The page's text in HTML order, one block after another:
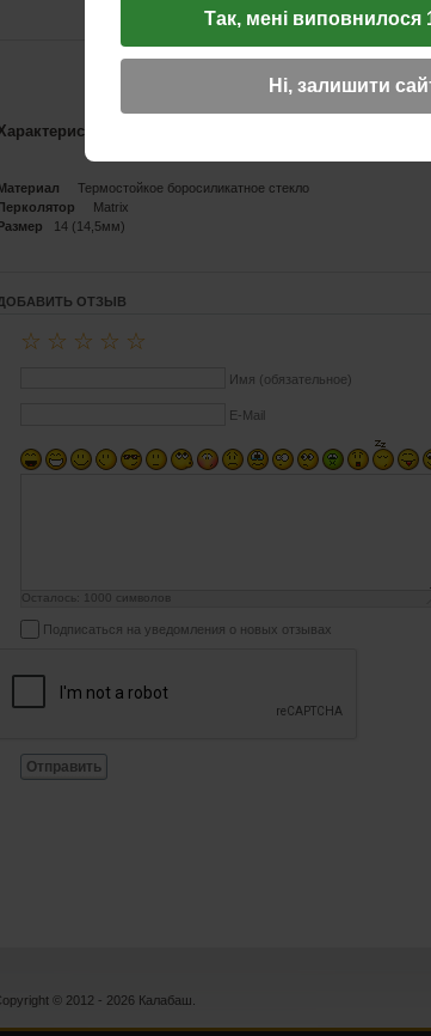
ПРИ ПОКУПКЕ ЭТОГО ТОВАРАНАБОР
Термостойкое боросиликатное стекло
Matrix
14 (14,5мм)
ОТЗЫВ
☆
☆
☆
☆
☆
Имя (обязательное)
E-Mail
Осталось: 1000 символов
Подписаться на уведомления о новых отзывах
Отправить
© 2012 - 2026 Калабаш.
Так, мені виповнилося
Ні, залишити